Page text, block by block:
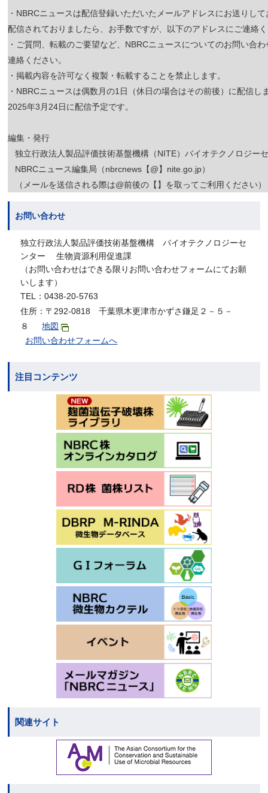
・NBRCニュースは配信登録いただいたメールアドレスにお送りし
配信されておりましたら、お手数ですが、以下のアドレスにご連絡
・ご質問、転載のご要望など、NBRCニュースについてのお問い合
連絡ください。
・掲載内容を許可なく複製・転載することを禁止します。
・NBRCニュースは偶数月の1日（休日の場合はその前後）に配信し
2025年3月24日に配信予定です。
編集・発行
独立行政法人製品評価技術基盤機構（NITE）バイオテクノロジー
NBRCニュース編集局（nbrcnews【@】nite.go.jp）
（メールを送信される際は@前後の【】を取ってご利用ください）
お問い合わせ
独立行政法人製品評価技術基盤機構 バイオテクノロジーセ
ンター 生物資源利用促進課
（お問い合わせはできる限りお問い合わせフォームにてお願
いします）
TEL：0438-20-5763
住所：〒292-0818 千葉県木更津市かずさ鎌足２－５－
８
地図
お問い合わせフォームへ
注目コンテンツ
関連サイト